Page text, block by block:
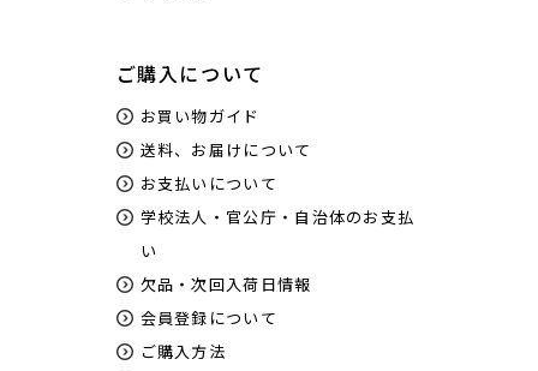
ご購入について
お買い物ガイド
送料、お届けについて
お支払いについて
学校法人・官公庁・自治体のお支払
い
欠品・次回入荷日情報
会員登録について
ご購入方法